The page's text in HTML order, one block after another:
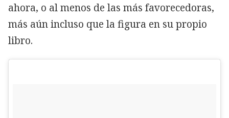
ahora, o al menos de las más favorecedoras,
más aún incluso que la figura en su propio
libro.